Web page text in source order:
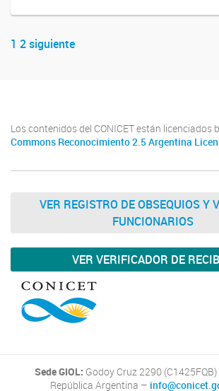
Navegador de artículos
1 2siguiente
Los contenidos del CONICET están licenciados
Commons Reconocimiento 2.5 Argentina
VER REGISTRO DE OBSEQUIOS Y
FUNCIONARIOS
VER VERIFICADOR DE
Sede GIOL: Godoy Cruz 2290
República Argentina –